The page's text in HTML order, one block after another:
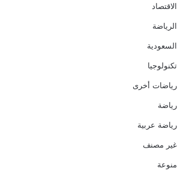
الاقتصاد
الرياضة
السعودية
تكنولوجيا
رياضات أخرى
رياضة
رياضة عربية
غير مصنف
منوعة